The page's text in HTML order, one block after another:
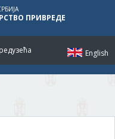
English
ПРИВРЕДЕ